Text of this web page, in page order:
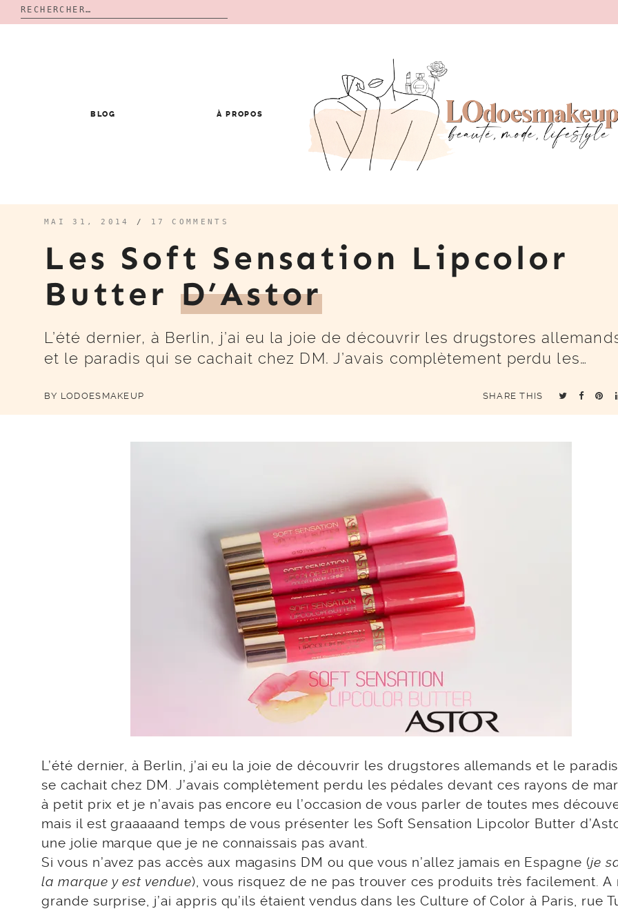
Rechercher :
BLOG À PROPOS
MAI 31, 2014 / 17 COMMENTS
Les Soft Sensation Lipcolor
Butter D’Astor
L’été dernier, à Berlin, j’ai eu la joie de découvrir les drugstores
et le paradis qui se cachait chez DM. J’avais complètement perdu les…
BY LODOESMAKEUP SHARE THIS
L’été dernier, à Berlin, j’ai eu la joie de découvrir les drugstores allemands et le
se cachait chez DM. J’avais complètement perdu les pédales devant ces rayons de
à petit prix et je n’avais pas encore eu l’occasion de vous parler de toutes mes
mais il est graaaaand temps de vous présenter les Soft Sensation Lipcolor Butter
une jolie marque que je ne connaissais pas avant.
Si vous n’avez pas accès aux magasins DM ou que vous n’allez jamais en Espagne (je
la marque y est vendue), vous risquez de ne pas trouver ces produits très facilement. A
grande surprise, j’ai appris qu’ils étaient vendus dans les Culture of Color à Paris, rue